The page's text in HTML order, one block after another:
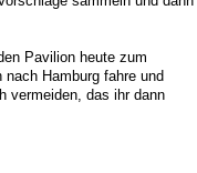
Pavilion heute zum
Hamburg fahre und
das ihr dann